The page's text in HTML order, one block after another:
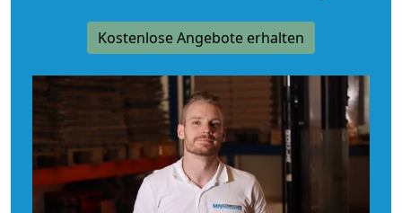
Kostenlose Angebote erhalten